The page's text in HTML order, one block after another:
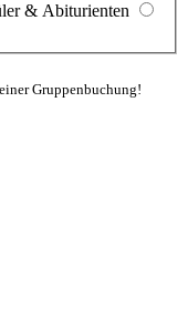
& Abiturienten
Gruppenbuchung!